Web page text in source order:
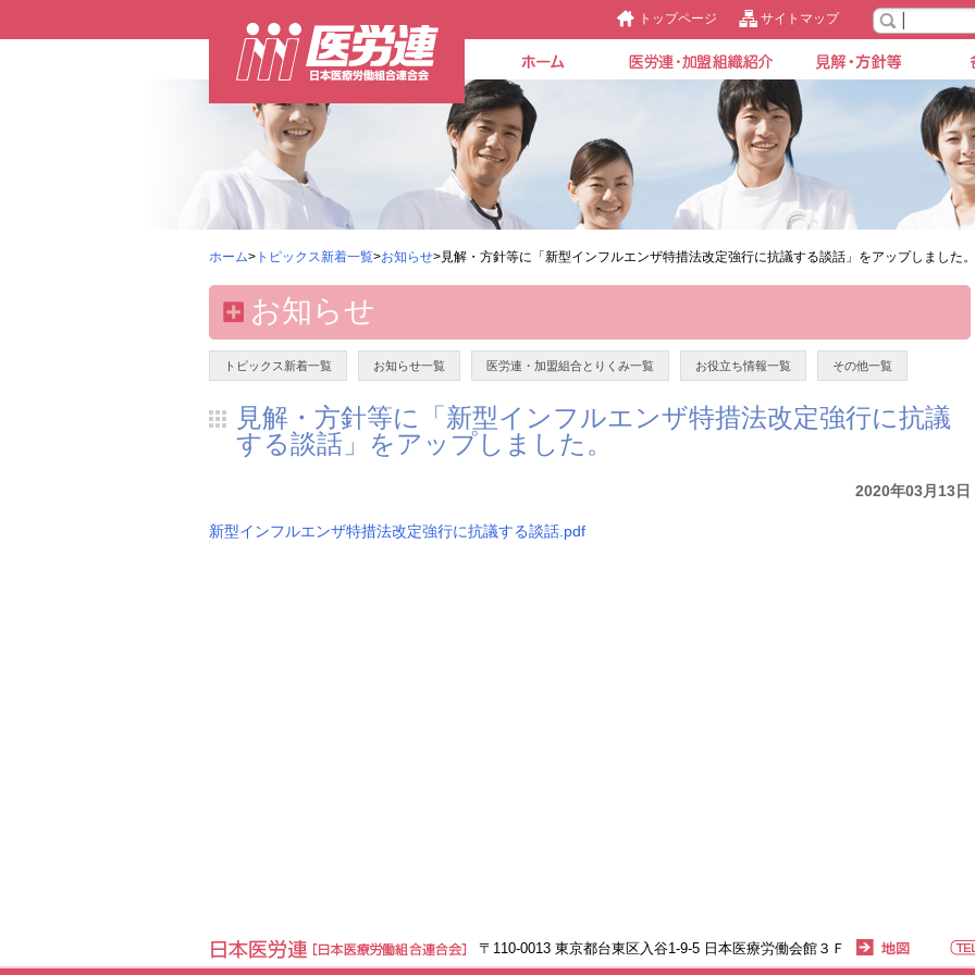
トップページ サイトマップ
ホーム> トピックス新着一覧>お知らせ>見解・方針等に「新型インフルエンザ特措法改定強行に抗議する談話」をアップしました。
お知らせ
トピックス新着一覧 お知らせ一覧 医労連・加盟組合とりくみ一覧 お役立ち情報一覧 その他一覧
見解・方針等に「新型インフルエンザ特措法改定強行に抗議
する談話」をアップしました。
2020年03月13日
新型インフルエンザ特措法改定強行に抗議する談話.pdf
〒110-0013 東京都台東区入谷1-9-5 日本医療労働会館３Ｆ